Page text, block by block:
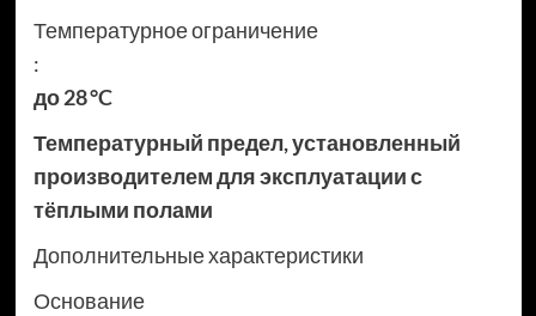
Температурное ограничение
:
до 28 °C
Температурный предел, установленный
производителем для эксплуатации с
тёплыми полами
Дополнительные характеристики
Основание